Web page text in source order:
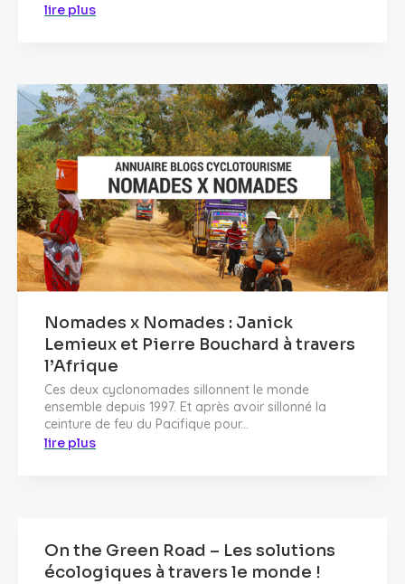
lire plus
Nomades x Nomades : Janick
Lemieux et Pierre Bouchard à travers
l’Afrique
Ces deux cyclonomades sillonnent le monde
ensemble depuis 1997. Et après avoir sillonné la
ceinture de feu du Pacifique pour...
lire plus
On the Green Road – Les solutions
écologiques à travers le monde !